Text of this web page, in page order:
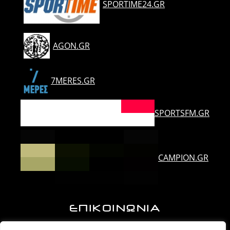
SPORTIME24.GR
AGON.GR
7MERES.GR
SPORTSFM.GR
CAMPION.GR
ΕΠΙΚΟΙΝΩΝΙΑ